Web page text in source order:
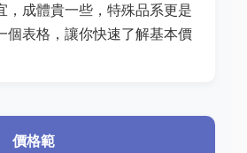
，成體貴一些，特殊品系更是
個表格，讓你快速了解基本價
價格範